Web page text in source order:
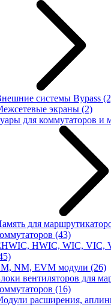
системы Bypass
экраны (2)
для коммутаторов и
для
(43)
HWIC, WIC, VIC,
NM, EVM модули (26)
вентиляторов для
(16)
расширения,